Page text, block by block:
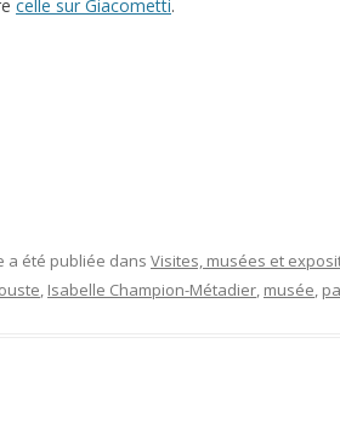
celle sur Giacometti.
a été publiée dans Visites, musées et
, Isabelle Champion-Métadier, musée,